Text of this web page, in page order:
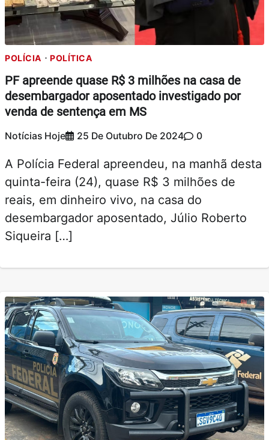
POLÍCIA POLÍTICA
PF apreende quase R$ 3 milhões na casa de
desembargador aposentado investigado por
venda de sentença em MS
Notícias Hoje 25 De Outubro De 2024 0
A Polícia Federal apreendeu, na manhã desta
quinta-feira (24), quase R$ 3 milhões de
reais, em dinheiro vivo, na casa do
desembargador aposentado, Júlio Roberto
Siqueira […]